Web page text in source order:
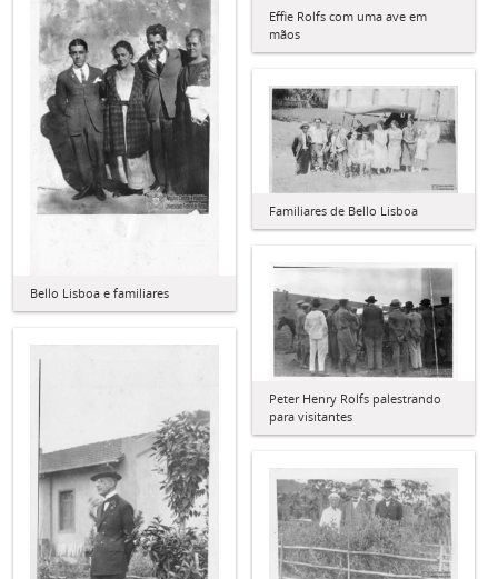
Effie Rolfs com uma ave em
mãos
Bello Lisboa e familiares
Familiares de Bello Lisboa
Peter Henry Rolfs palestrando
para visitantes